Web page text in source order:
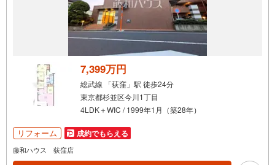
7,399万円
総武線 「荻窪」駅 徒歩24分
東京都杉並区今川1丁目
4LDK＋WIC / 1999年1月（築28年）
リフォーム 成約でもらえる
藤和ハウス 荻窪店